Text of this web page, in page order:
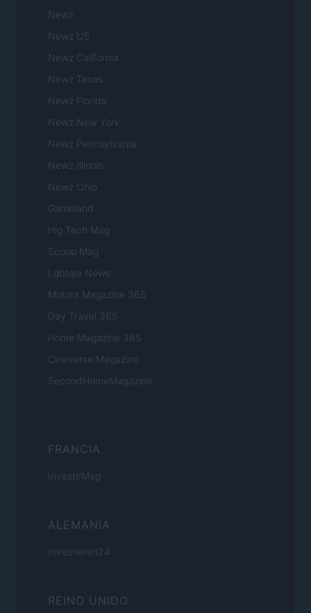
Newz
Newz US
Newz California
Newz Texas
Newz Florida
Newz New York
Newz Pennsylvania
Newz Illinois
Newz Ohio
Gameland
Hig Tech Mag
Scoop Mag
Lgbtqia News
Motors Magazine 365
Day Travel 365
Home Magazine 365
Cineverse Magazine
SecondHomeMagazine
FRANCIA
InvestirMag
ALEMANIA
Investieren24
REINO UNIDO